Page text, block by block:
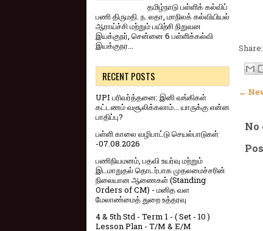
Share:
←
No
தமிழ்நாடு பள்ளிக் கல்விப்
பணி திருமதி. ந. லதா, மாநிலக் கல்வியியல்
ஆராய்ச்சி மற்றும் பயிற்சி நிறுவன
இயக்குநர், சென்னை 6 பள்ளிக்கல்வி
இயக்குநர...
RECENT POSTS
UPI பரிவர்த்தனை: இனி வங்கிகள்
கட்டணம் வசூலிக்கலாம்... யாருக்கு என்ன
பாதிப்பு?
பள்ளி காலை வழிபாட்டு செயல்பாடுகள்
-07.08.2026
பணிநியமனம், பதவி உயர்வு மற்றும்
இடமாறுதல் தொடர்பாக முதலமைச்சரின்
நிலையான ஆணைகள் (Standing
Orders of CM) - மனித வள
மேலாண்மைத் துறை உத்தரவு
4 & 5th Std - Term 1 - ( Set - 10 )
Lesson Plan - T/M & E/M